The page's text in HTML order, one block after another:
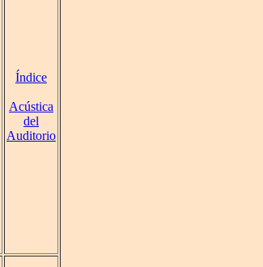
Índice
Acústica
del
Auditorio